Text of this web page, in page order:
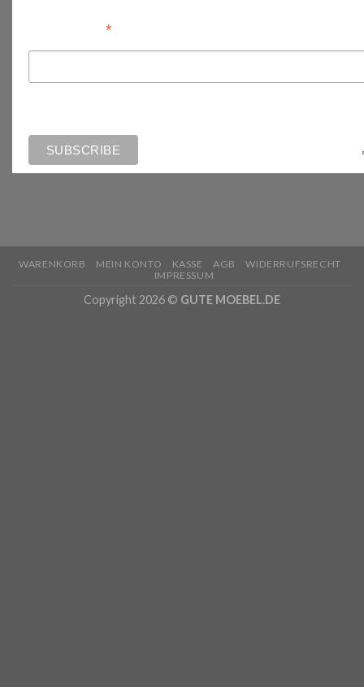
*
WARENKORB MEIN KONTO KASSE AGB
WIDERRUFSRECHT
IMPRESSUM
Copyright 2026 © GUTE MOEBEL.DE